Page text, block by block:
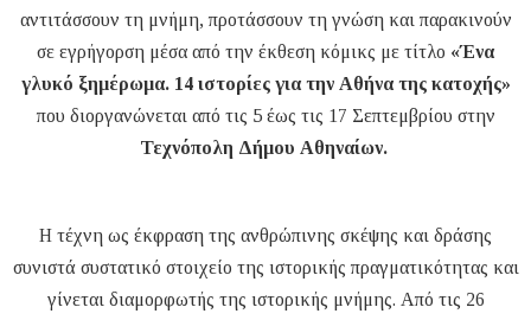
αντιτάσσουν τη μνήμη, προτάσσουν τη γνώση και παρακινούν
σε εγρήγορση μέσα από την έκθεση κόμικς με τίτλο «Ένα
γλυκό ξημέρωμα. 14 ιστορίες για την Αθήνα της κατοχής»
που διοργανώνεται από τις 5 έως τις 17 Σεπτεμβρίου στην
Τεχνόπολη Δήμου Αθηναίων.
Η τέχνη ως έκφραση της ανθρώπινης σκέψης και δράσης
συνιστά συστατικό στοιχείο της ιστορικής πραγματικότητας και
γίνεται διαμορφωτής της ιστορικής μνήμης. Από τις 26